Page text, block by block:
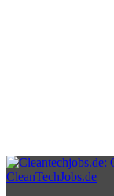
CleanTechJobs.de